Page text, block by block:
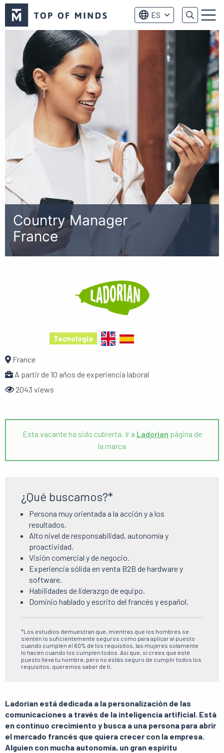
de
Top
ES Menú
Country Manager
France
Tecnología
France
A partir de 10 años de experiencia laboral
2043 views
Esta vacante ha sido cubierta. Ir a Ladorian página de
la marca
¿Qué buscamos?*
Persona muy orientada a la acción y a los
resultados.
Alto nivel de responsabilidad, autonomía y
proactividad.
Visión comercial y de negocio.
Experiencia sólida en venta B2B de hardware y
software.
Habilidades de liderazgo de equipo.
Dominio hablado y escrito del francés y español.
*Los estudios demuestran que, mientras que los hombres se
sienten lo suficientemente seguros como para aplicar al puesto
cuando cumplen el 60% de los requisitos, las mujeres solamente
lo hacen cuando los cumplen todos. Así que, si crees que este
puesto lleva tu nombre, pero no estás seguro de cumplir todos los
requisitos, queremos saber de ti.
Ladorian está dedicada a la personalización de las
comunicaciones a través de la inteligencia artificial. Está
en continuo crecimiento y busca a una persona para abrir
el mercado francés que quiera crecer con la empresa.
Alguien con mucha autonomía, un gran espíritu